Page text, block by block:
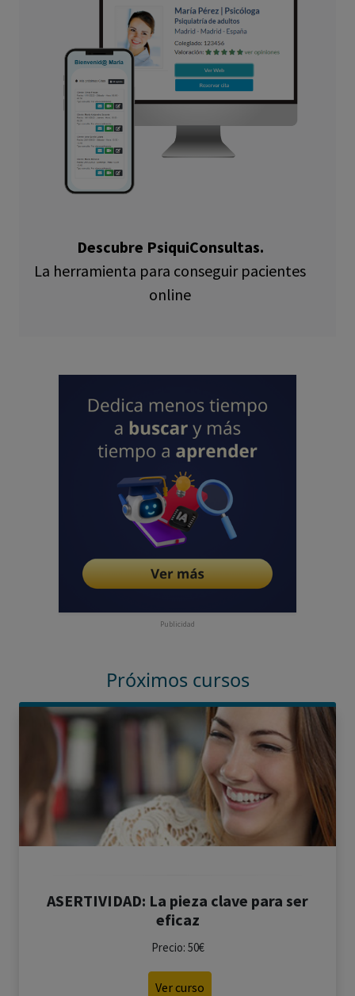
Descubre PsiquiConsultas.
La herramienta para conseguir pacientes
online
Publicidad
Próximos cursos
ASERTIVIDAD: La pieza clave para ser
eficaz
Precio: 50€
Ver curso